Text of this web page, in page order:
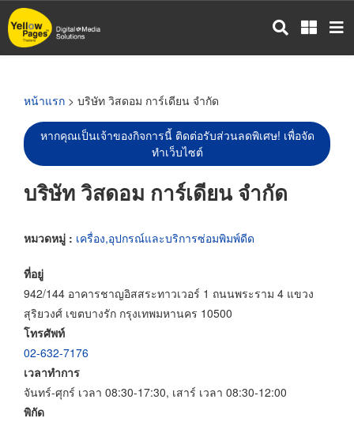
ข้าม
ไป
หน้าแรก > บริษัท วิสดอม การ์เดียน จำกัด
หากคุณเป็นเจ้าของกิจการนี้ ติดต่อรับส่วนลดพิเศษ! เพื่อจัด
ทำเว็บไซต์
บริษัท วิสดอม การ์เดียน จำกัด
หมวดหมู่ : เครื่อง,อุปกรณ์และบริการซ่อมพิมพ์ดีด
ที่อยู่
942/144 อาคารชาญอิสสระทาวเวอร์ 1 ถนนพระราม 4 แขวง
สุริยวงศ์ เขตบางรัก กรุงเทพมหานคร 10500
โทรศัพท์
02-632-7176
เวลาทำการ
จันทร์-ศุกร์ เวลา 08:30-17:30, เสาร์ เวลา 08:30-12:00
พิกัด